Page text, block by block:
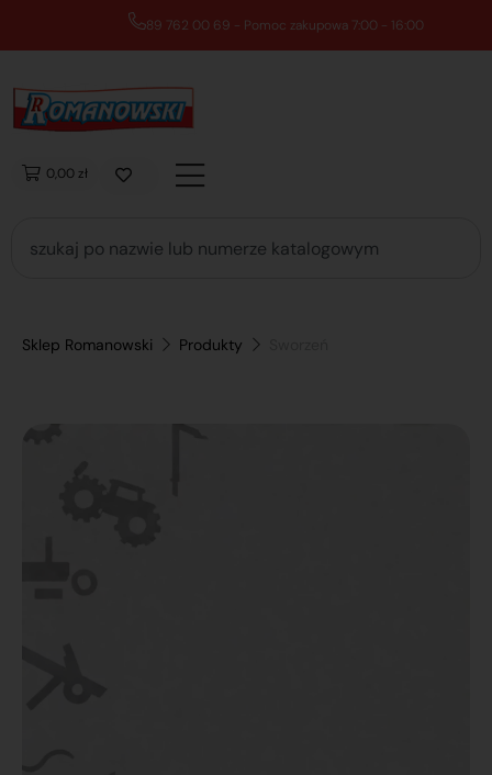
89 762 00 69 - Pomoc zakupowa 7:00 - 16:00
0,00 zł
Sklep Romanowski Produkty